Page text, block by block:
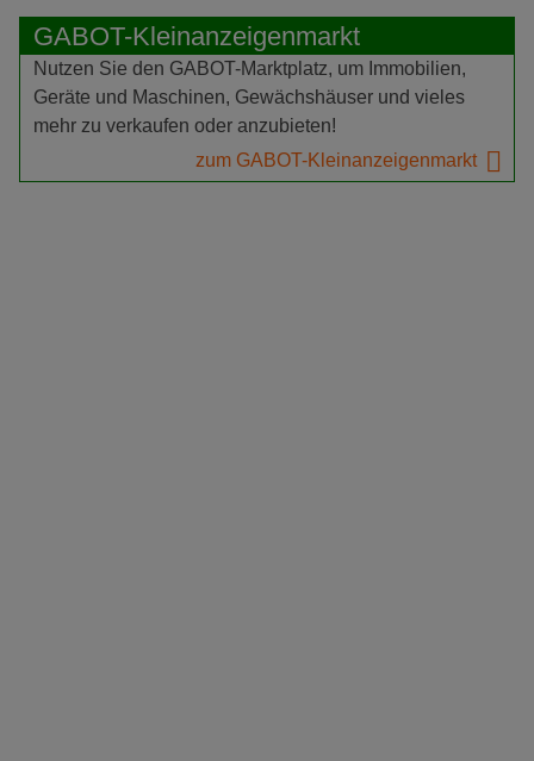
GABOT-Kleinanzeigenmarkt
Nutzen Sie den GABOT-Marktplatz, um Immobilien,
Geräte und Maschinen, Gewächshäuser und vieles
mehr zu verkaufen oder anzubieten!
zum GABOT-Kleinanzeigenmarkt